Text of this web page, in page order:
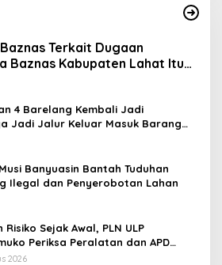
Terkait Dugaan
Baznas Kabupaten Lahat Itu
4 Barelang Kembali Jadi
Jadi Jalur Keluar Masuk Barang
Nama Berinisial WL
Banyuasin Bantah Tuduhan
Ilegal dan Penyerobotan Lahan
Risiko Sejak Awal, PLN ULP
Periksa Peralatan dan APD
secara Rutin
2026